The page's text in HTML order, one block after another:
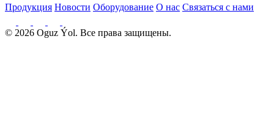
Продукция Новости Оборудование О нас Связаться с нами
© 2026 Oguz Ýol. Все права защищены.